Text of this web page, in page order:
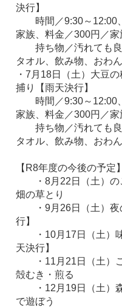
決行】
時間／9:30～12:00
家族、料金／300円／家
持ち物／汚れても良
タオル、飲み物、おわ
・7月18日（土）大豆
捕り【雨天決行】
時間／9:30～12:00
家族、料金／300円／家
持ち物／汚れても良
タオル、飲み物、おわ
【R8年度の今後の予定】
・8月22日（土）の
畑の草とり
・9月26日（土）夜
行】
・10月17日（土）味
天決行】
・11月21日（土）こ
殻むき・煎る
・12月19日（土）森
で遊ぼう